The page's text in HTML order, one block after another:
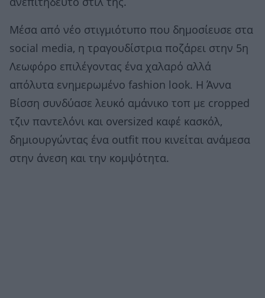
ανεπιτήδευτο στιλ της.
Μέσα από νέο στιγμιότυπο που δημοσίευσε στα
social media, η τραγουδίστρια ποζάρει στην 5η
Λεωφόρο επιλέγοντας ένα χαλαρό αλλά
απόλυτα ενημερωμένο fashion look. Η Άννα
Βίσση συνδύασε λευκό αμάνικο τοπ με cropped
τζιν παντελόνι και oversized καφέ κασκόλ,
δημιουργώντας ένα outfit που κινείται ανάμεσα
στην άνεση και την κομψότητα.